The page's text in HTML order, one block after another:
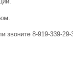
8-919-339-29-